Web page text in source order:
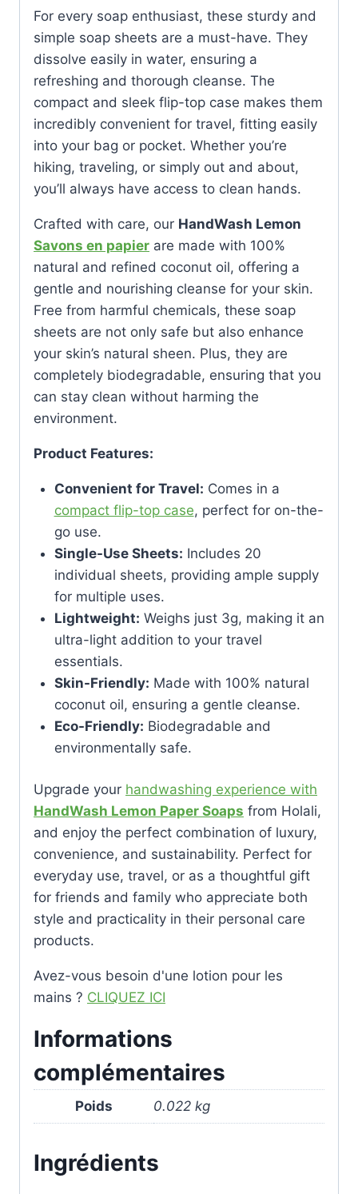
For every soap enthusiast, these sturdy and
simple soap sheets are a must-have. They
dissolve easily in water, ensuring a
refreshing and thorough cleanse. The
compact and sleek flip-top case makes them
incredibly convenient for travel, fitting easily
into your bag or pocket. Whether you’re
hiking, traveling, or simply out and about,
you’ll always have access to clean hands.
Crafted with care, our HandWash Lemon
Savons en papier are made with 100%
natural and refined coconut oil, offering a
gentle and nourishing cleanse for your skin.
Free from harmful chemicals, these soap
sheets are not only safe but also enhance
your skin’s natural sheen. Plus, they are
completely biodegradable, ensuring that you
can stay clean without harming the
environment.
Product Features:
Convenient for Travel: Comes in a
compact flip-top case, perfect for on-the-
go use.
Single-Use Sheets: Includes 20
individual sheets, providing ample supply
for multiple uses.
Lightweight: Weighs just 3g, making it an
ultra-light addition to your travel
essentials.
Skin-Friendly: Made with 100% natural
coconut oil, ensuring a gentle cleanse.
Eco-Friendly: Biodegradable and
environmentally safe.
Upgrade your handwashing experience with
HandWash Lemon Paper Soaps from Holali,
and enjoy the perfect combination of luxury,
convenience, and sustainability. Perfect for
everyday use, travel, or as a thoughtful gift
for friends and family who appreciate both
style and practicality in their personal care
products.
Avez-vous besoin d'une lotion pour les
mains ? CLIQUEZ ICI
Informations
complémentaires
Poids 0.022 kg
Ingrédients